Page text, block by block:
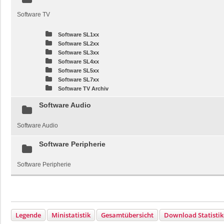
Software TV
Software SL1xx
Software SL2xx
Software SL3xx
Software SL4xx
Software SL5xx
Software SL7xx
Software TV Archiv
Software Audio
Software Audio
Software Peripherie
Software Peripherie
Legende Ministatistik Gesamtübersicht Download